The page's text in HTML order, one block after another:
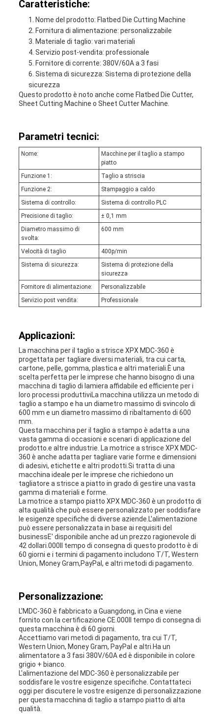
Caratteristiche:
Nome del prodotto: Flatbed Die Cutting Machine
Fornitura di alimentazione: personalizzabile
Materiale di taglio: vari materiali
Servizio post-vendita: professionale
Fornitore di corrente: 380V/60A a 3 fasi
Sistema di sicurezza: Sistema di protezione della
sicurezza
Questo prodotto è noto anche come Flatbed Die Cutter,
Sheet Cutting Machine o Sheet Cutter Machine.
Parametri tecnici:
Nome:
Macchine per il taglio a stampo
piatto
Funzione 1:
Taglio a striscia
Funzione 2:
Stampaggio a caldo
Sistema di controllo:
Sistema di controllo PLC
Precisione di taglio:
± 0,1 mm
Diametro massimo di
svolta:
600 mm
Velocità di taglio
400p/min
Sistema di sicurezza:
Sistema di protezione della
sicurezza
Fornitore di alimentazione:
Personalizzabile
Servizio post vendita:
Professionale
Applicazioni:
La macchina per il taglio a strisce XPX MDC-360 è
progettata per tagliare diversi materiali, tra cui carta,
cartone, pelle, gomma, plastica e altri materiali.È una
scelta perfetta per le imprese che hanno bisogno di una
macchina di taglio di lamiera affidabile ed efficiente per i
loro processi produttiviLa macchina utilizza un metodo di
taglio a stampo e ha un diametro massimo di svincolo di
600 mm e un diametro massimo di ribaltamento di 600
mm.
Questa macchina per il taglio a stampo è adatta a una
vasta gamma di occasioni e scenari di applicazione del
prodotto.e altre industrie. La motrice a strisce XPX MDC-
360 è anche adatta per tagliare varie forme e dimensioni
di adesivi, etichette e altri prodotti.Si tratta di una
macchina ideale per le imprese che richiedono un
tagliatore a strisce a piatto in grado di gestire una vasta
gamma di materiali e forme.
La motrice a stampo piatto XPX MDC-360 è un prodotto di
alta qualità che può essere personalizzato per soddisfare
le esigenze specifiche di diverse aziende.L'alimentazione
può essere personalizzata in base ai requisiti del
businessE' disponibile anche ad un prezzo ragionevole di
42 dollari.000Il tempo di consegna di questo prodotto è di
60 giorni e i termini di pagamento includono T/T, Western
Union, Money Gram,PayPal, e altri metodi di pagamento.
Personalizzazione:
L'MDC-360 è fabbricato a Guangdong, in Cina e viene
fornito con la certificazione CE.000Il tempo di consegna di
questa macchina è di 60 giorni.
Accettiamo vari metodi di pagamento, tra cui T/T,
Western Union, Money Gram, PayPal e altri.Ha un
alimentatore a 3 fasi 380V/60A ed è disponibile in colore
grigio + bianco.
L'alimentazione del MDC-360 è personalizzabile per
soddisfare le vostre esigenze specifiche. Contattateci
oggi per discutere le vostre esigenze di personalizzazione
per questa macchina di taglio a stampo piatto di alta
qualità.